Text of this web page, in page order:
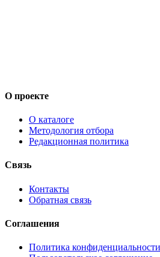
О проекте
О каталоге
Методология отбора
Редакционная политика
Связь
Контакты
Обратная связь
Соглашения
Политика конфиденциальности